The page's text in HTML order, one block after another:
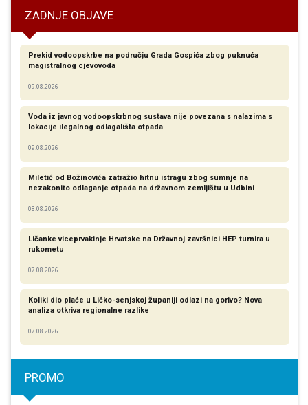
ZADNJE OBJAVE
Prekid vodoopskrbe na području Grada Gospića zbog puknuća
magistralnog cjevovoda
09.08.2026
Voda iz javnog vodoopskrbnog sustava nije povezana s nalazima s
lokacije ilegalnog odlagališta otpada
09.08.2026
Miletić od Božinovića zatražio hitnu istragu zbog sumnje na
nezakonito odlaganje otpada na državnom zemljištu u Udbini
08.08.2026
Ličanke viceprvakinje Hrvatske na Državnoj završnici HEP turnira u
rukometu
07.08.2026
Koliki dio plaće u Ličko-senjskoj županiji odlazi na gorivo? Nova
analiza otkriva regionalne razlike​
07.08.2026
PROMO